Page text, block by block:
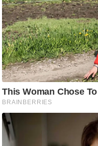
इ
फ
स्टा
इ
ल
टे
क्नॉ
लॉ
जी
ब्यू
टी